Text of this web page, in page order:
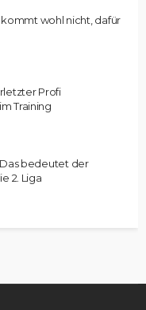
wohl nicht, dafür
Profi
Training
bedeutet der
2. Liga